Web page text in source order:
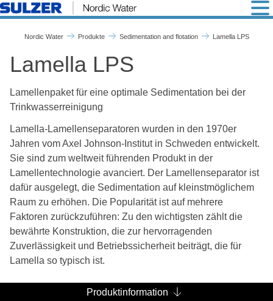
Lamella LPS - Nordic Water
Nordic Water Produkte Sedimentation and flotation Lamella LPS
Lamella LPS
Lamellenpaket für eine optimale Sedimentation bei der
Trinkwasserreinigung
Lamella-Lamellenseparatoren wurden in den 1970er
Jahren vom Axel Johnson-Institut in Schweden entwickelt.
Sie sind zum weltweit führenden Produkt in der
Lamellentechnologie avanciert. Der Lamellenseparator ist
dafür ausgelegt, die Sedimentation auf kleinstmöglichem
Raum zu erhöhen. Die Popularität ist auf mehrere
Faktoren zurückzuführen: Zu den wichtigsten zählt die
bewährte Konstruktion, die zur hervorragenden
Zuverlässigkeit und Betriebssicherheit beiträgt, die für
Lamella so typisch ist.
Produktinformation